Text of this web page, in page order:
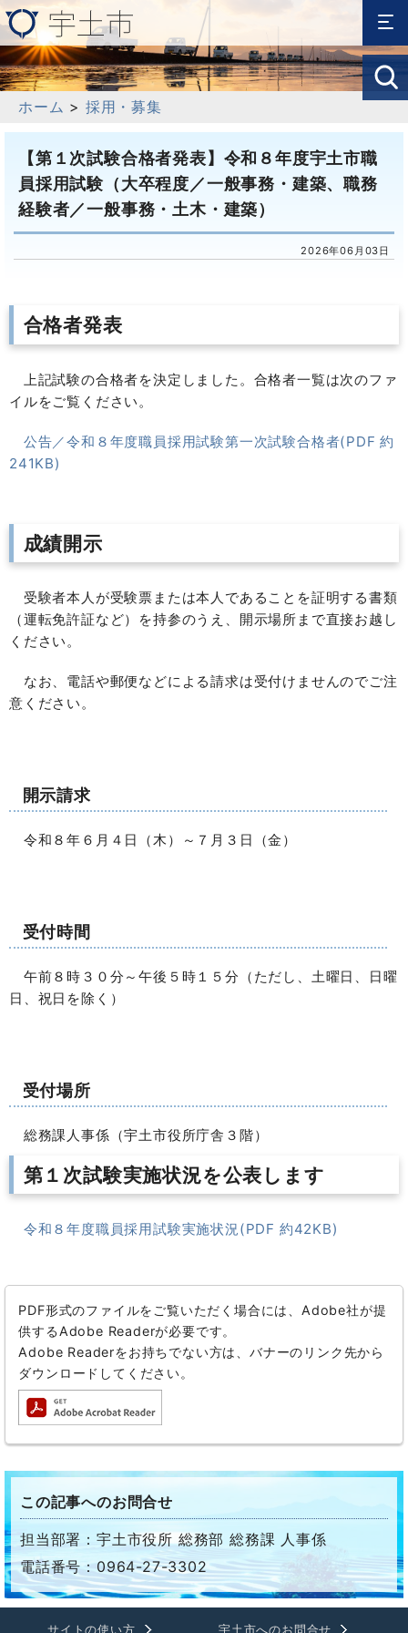
ホーム > 採用・募集
【第１次試験合格者発表】令和８年度宇土市職
員採用試験（大卒程度／一般事務・建築、職務
経験者／一般事務・土木・建築）
2026年06月03日
合格者発表
上記試験の合格者を決定しました。合格者一覧は次のファ
イルをご覧ください。
公告／令和８年度職員採用試験第一次試験合格者(PDF 約
241KB)
成績開示
受験者本人が受験票または本人であることを証明する書類
（運転免許証など）を持参のうえ、開示場所まで直接お越し
ください。
なお、電話や郵便などによる請求は受付けませんのでご注
意ください。
開示請求
令和８年６月４日（木）～７月３日（金）
受付時間
午前８時３０分～午後５時１５分（ただし、土曜日、日曜
日、祝日を除く）
受付場所
総務課人事係（宇土市役所庁舎３階）
第１次試験実施状況を公表します
令和８年度職員採用試験実施状況(PDF 約42KB)
PDF形式のファイルをご覧いただく場合には、Adobe社が提
供するAdobe Readerが必要です。
Adobe Readerをお持ちでない方は、バナーのリンク先から
ダウンロードしてください。
この記事へのお問合せ
担当部署：宇土市役所 総務部 総務課 人事係
電話番号：0964-27-3302
サイトの使い方 宇土市へのお問合せ